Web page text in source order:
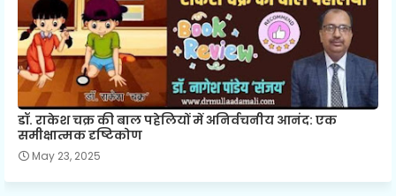
डॉ. राकेश चक्र की बाल पहेलियों में अनिर्वचनीय आनंद: एक
समीक्षात्मक दृष्टिकोण
May 23, 2025